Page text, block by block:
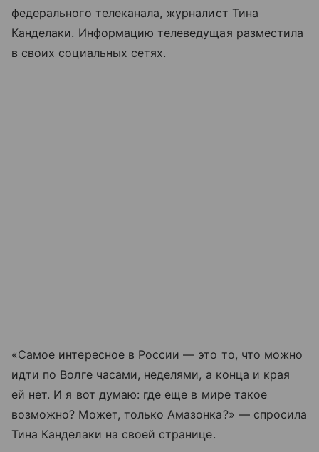
федерального телеканала, журналист Тина
Канделаки. Информацию телеведущая разместила
в своих социальных сетях.
«Самое интересное в России — это то, что можно
идти по Волге часами, неделями, а конца и края
ей нет. И я вот думаю: где еще в мире такое
возможно? Может, только Амазонка?» — спросила
Тина Канделаки на своей странице.